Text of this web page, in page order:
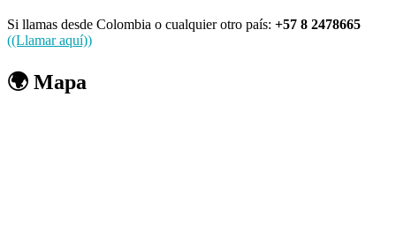
Si llamas desde Colombia o cualquier otro país: +57 8 2478665
((Llamar aquí))
🌍 Mapa